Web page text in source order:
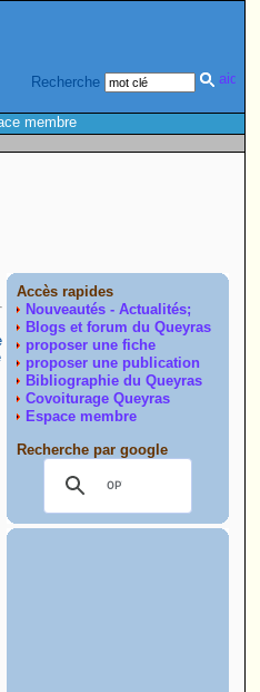
Recherche
membre
Accès rapides
Nouveautés - Actualités;
Blogs et forum du Queyras
proposer une fiche
proposer une publication
Bibliographie du Queyras
Covoiturage Queyras
Espace membre
Recherche par google